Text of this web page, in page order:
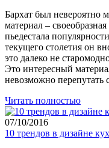
Бархат был невероятно
материал –
пьедестала
текущего столетия он
это далеко не
Это интересный
невозможно
Читать полностью
07/10/2016
10 трендов в дизайне